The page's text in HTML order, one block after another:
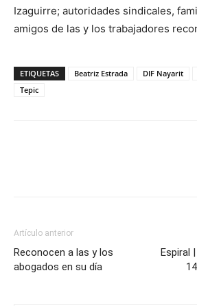
Izaguirre; autoridades sindicales,
amigos de las y los trabajadores
ETIQUETAS Beatriz Estrada DIF Nayarit
Tepic
Artículo anterior
Reconocen a las y los
abogados en su día
Espiral